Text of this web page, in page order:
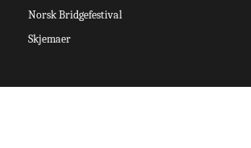
Norsk Bridgefestival
Skjemaer